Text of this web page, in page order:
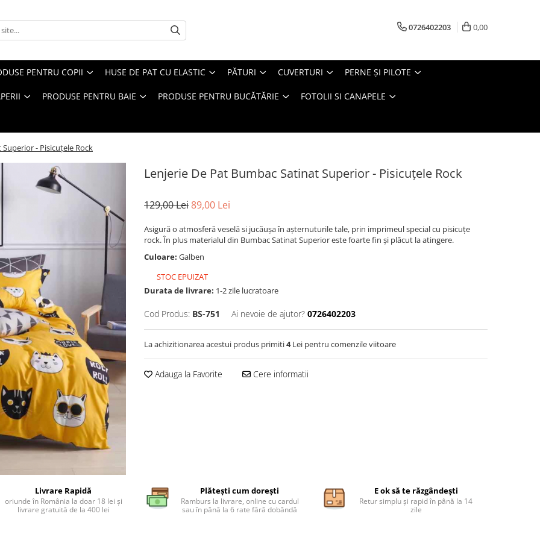
0726402203 0,00
PENTRU COPII HUSE DE PAT CU ELASTIC PĂTURI CUVERTURI PERNE ŞI PILOTE
PRODUSE PENTRU BAIE PRODUSE PENTRU BUCĂTĂRIE FOTOLII SI CANAPELE
- Pisicuțele Rock
Lenjerie De Pat Bumbac Satinat Superior - Pisicuțele Rock
129,00 Lei89,00 Lei
Asigură o atmosferă veselă si jucăușa în așternuturile tale, prin imprimeul special cu pisicuțe
rock. În plus materialul din Bumbac Satinat Superior este foarte fin și plăcut la atingere.
Culoare: Galben
STOC EPUIZAT
Durata de livrare: 1-2 zile lucratoare
Cod Produs: BS-751 Ai nevoie de ajutor? 0726402203
La achizitionarea acestui produs primiti4Lei pentru comenzile viitoare
Adauga la Favorite Cere informatii
Livrare Rapidă
oriunde în România la doar 18 lei și
livrare gratuită de la 400 lei
Plătești cum dorești
Ramburs la livrare, online cu cardul
sau în până la 6 rate fără dobândă
E ok să te răzgândești
Retur simplu și rapid în până la 14
zile